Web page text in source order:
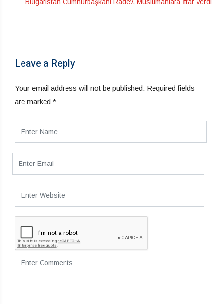
Bulgaristan Cumhurbaşkanı Radev, Müslümanlara İftar Verdi
Leave a Reply
Your email address will not be published. Required fields
are marked *